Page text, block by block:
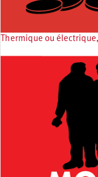
Thermique ou